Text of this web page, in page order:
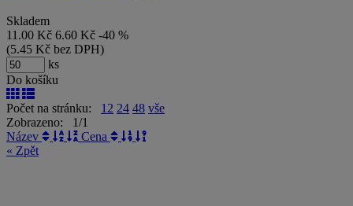
Skladem
11.00 Kč 6.60 Kč -40 %
(5.45 Kč bez DPH)
ks
Do košíku
Počet na stránku: 12 24 48 vše
Zobrazeno: 1/1
Název
Cena
« Zpět